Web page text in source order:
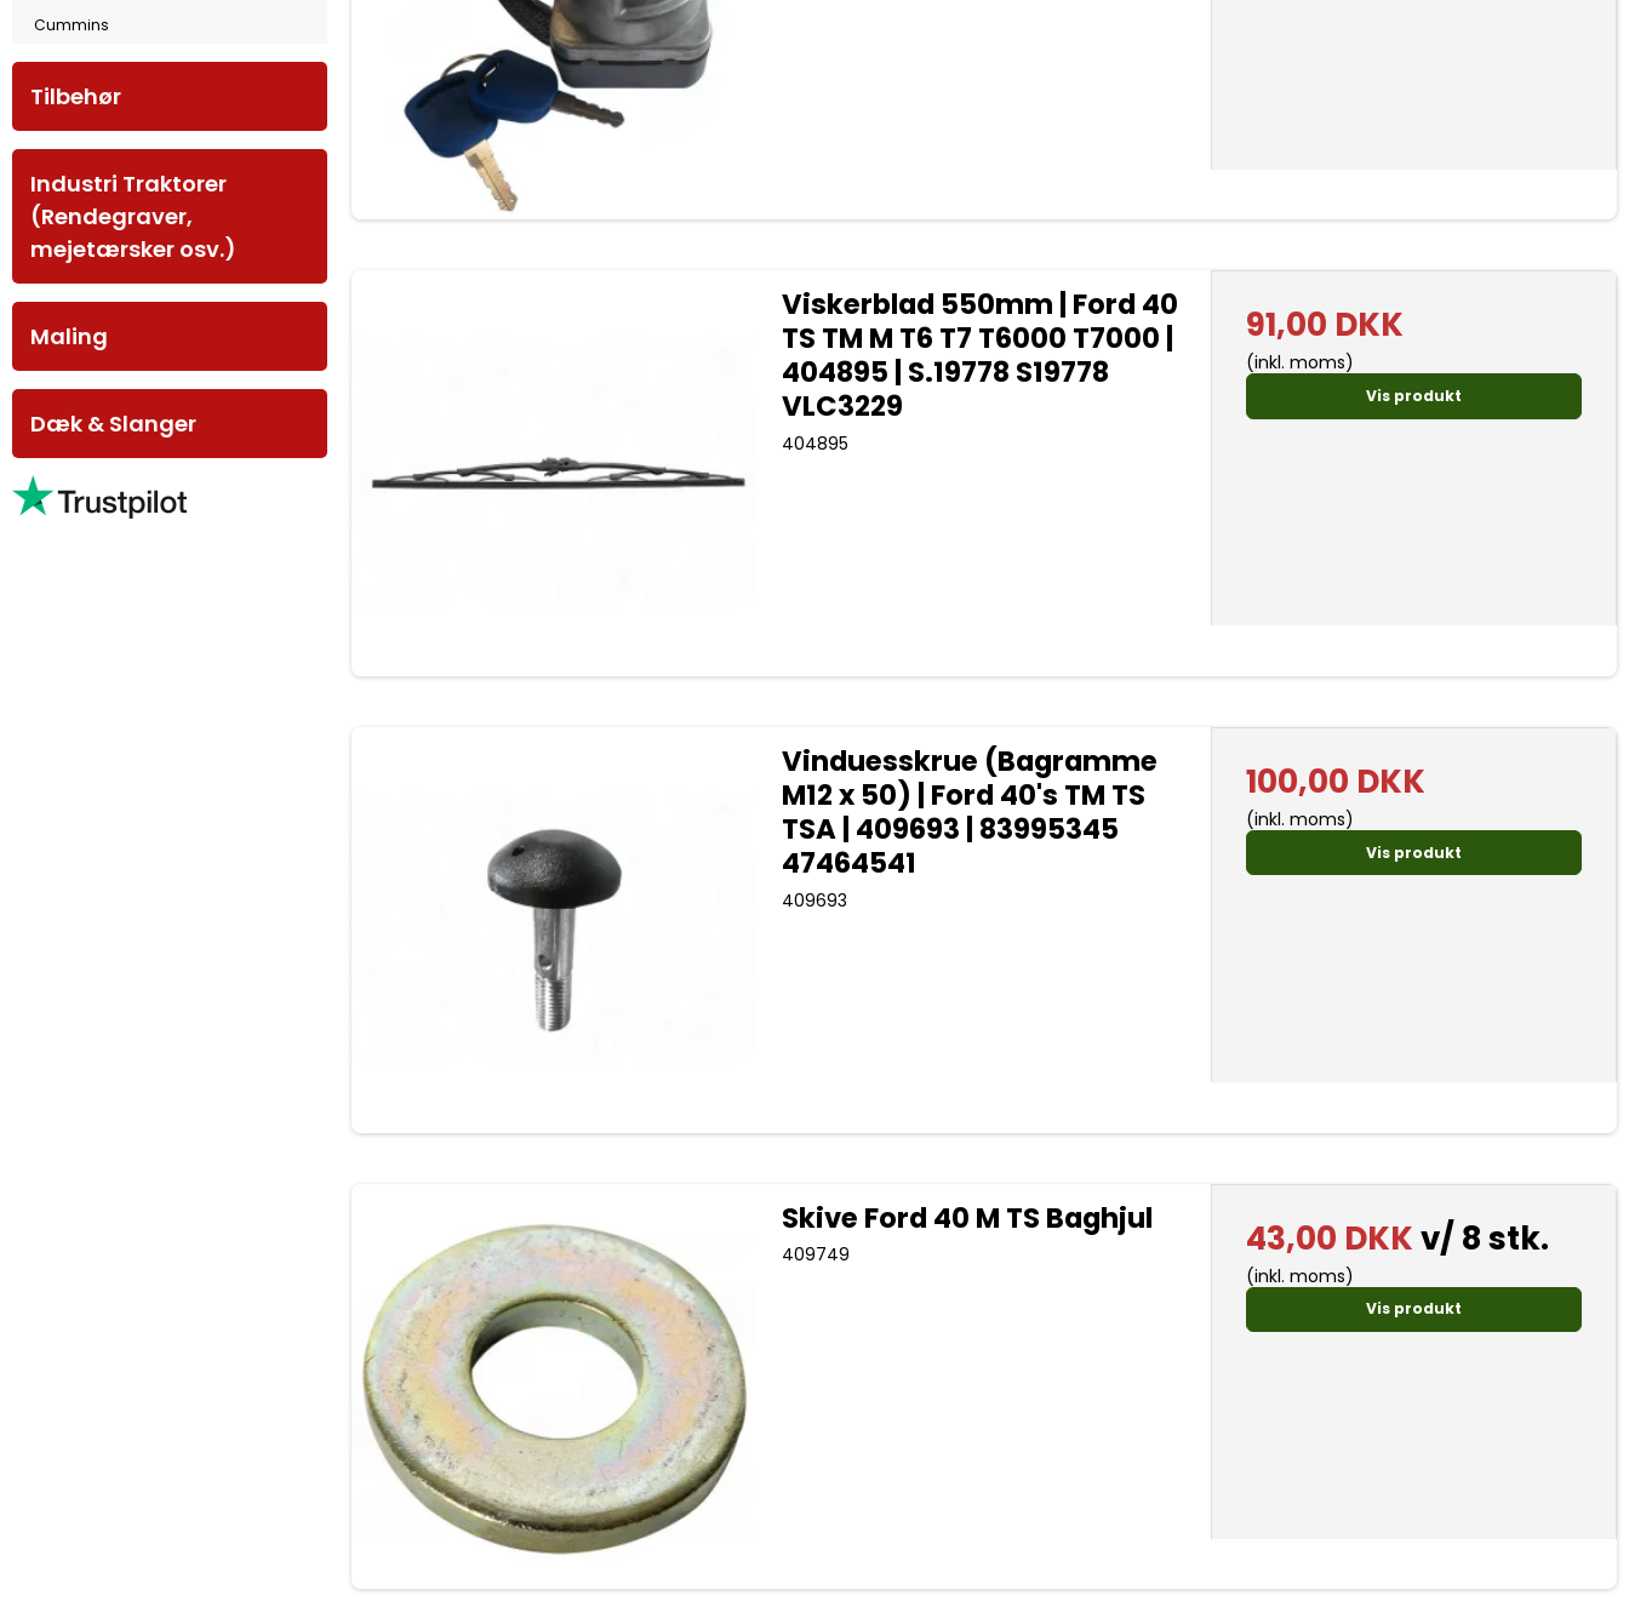
Cummins
Tilbehør
Industri Traktorer
(Rendegraver,
mejetærsker osv.)
Maling
Dæk & Slanger
Viskerblad 550mm | Ford 40
TS TM M T6 T7 T6000 T7000 |
404895 | S.19778 S19778
VLC3229
404895
91,00 DKK
(inkl. moms)
Vis produkt
Vinduesskrue (Bagramme
M12 x 50) | Ford 40's TM TS
TSA | 409693 | 83995345
47464541
409693
100,00 DKK
(inkl. moms)
Vis produkt
Skive Ford 40 M TS Baghjul
409749 43,00 DKKv/ 8 stk.
(inkl. moms)
Vis produkt